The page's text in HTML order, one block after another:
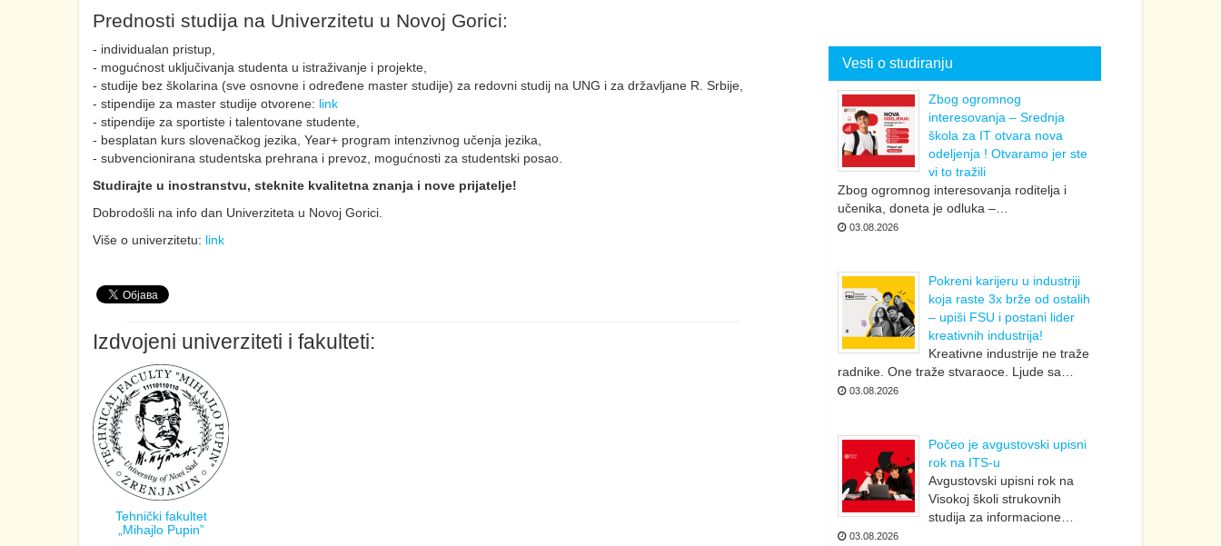
Prednosti studija na Univerzitetu u Novoj Gorici:
- individualan pristup,
- mogućnost uključivanja studenta u istraživanje i projekte,
- studije bez školarina (sve osnovne i određene master studije) za redovni studij na UNG i za državljane R. Srbije,
- stipendije za master studije otvorene: link
- stipendije za sportiste i talentovane studente,
- besplatan kurs slovenačkog jezika, Year+ program intenzivnog učenja jezika,
- subvencionirana studentska prehrana i prevoz, mogućnosti za studentski posao.
Studirajte u inostranstvu, steknite kvalitetna znanja i nove prijatelje!
Dobrodošli na info dan Univerziteta u Novoj Gorici.
Više o univerzitetu: link
Izdvojeni univerziteti i fakulteti:
Tehnički fakultet
„Mihajlo Pupin”
Vesti o studiranju
Zbog ogromnog
interesovanja – Srednja
škola za IT otvara nova
odeljenja ! Otvaramo jer ste
vi to tražili
Zbog ogromnog interesovanja roditelja i
učenika, doneta je odluka –…
03.08.2026
Pokreni karijeru u industriji
koja raste 3x brže od ostalih
– upiši FSU i postani lider
kreativnih industrija!
Kreativne industrije ne traže
radnike. One traže stvaraoce. Ljude sa…
03.08.2026
Počeo je avgustovski upisni
rok na ITS-u
Avgustovski upisni rok na
Visokoj školi strukovnih
studija za informacione…
03.08.2026